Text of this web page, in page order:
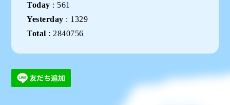
Today : 561
Yesterday : 1329
Total : 2840756